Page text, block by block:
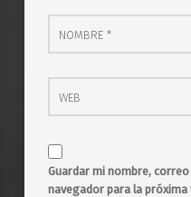
Nombre
*
Web
Guardar mi nombre,
navegador para la